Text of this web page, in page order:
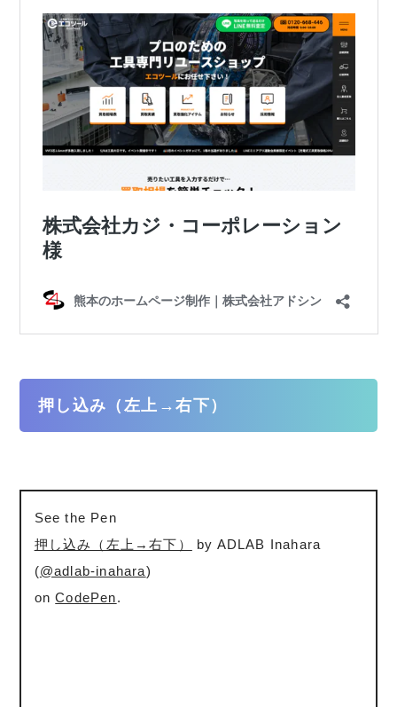
押し込み（左上→右下）
See the Pen
押し込み（左上→右下）
by ADLAB Inahara
(@adlab-inahara)
onCodePen.